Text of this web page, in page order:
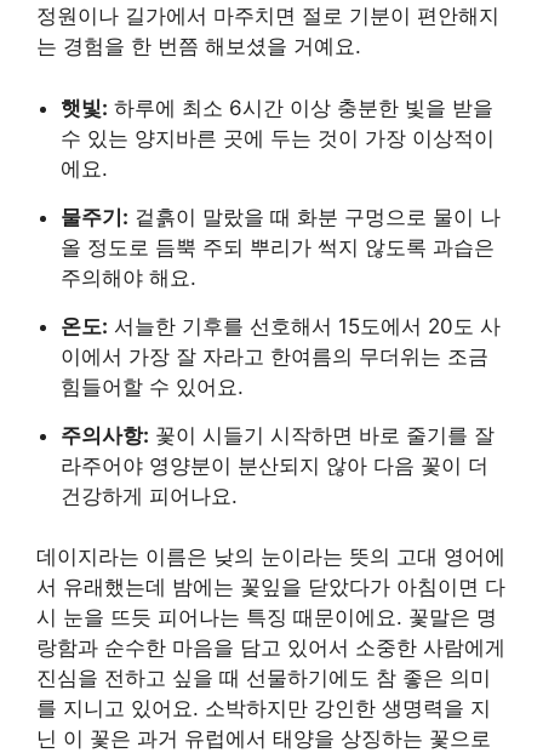
정원이나 길가에서 마주치면 절로 기분이 편안해지
는 경험을 한 번쯤 해보셨을 거예요.
햇빛: 하루에 최소 6시간 이상 충분한 빛을 받을
수 있는 양지바른 곳에 두는 것이 가장 이상적이
에요.
물주기: 겉흙이 말랐을 때 화분 구멍으로 물이 나
올 정도로 듬뿍 주되 뿌리가 썩지 않도록 과습은
주의해야 해요.
온도: 서늘한 기후를 선호해서 15도에서 20도 사
이에서 가장 잘 자라고 한여름의 무더위는 조금
힘들어할 수 있어요.
주의사항: 꽃이 시들기 시작하면 바로 줄기를 잘
라주어야 영양분이 분산되지 않아 다음 꽃이 더
건강하게 피어나요.
데이지라는 이름은 낮의 눈이라는 뜻의 고대 영어에
서 유래했는데 밤에는 꽃잎을 닫았다가 아침이면 다
시 눈을 뜨듯 피어나는 특징 때문이에요. 꽃말은 명
랑함과 순수한 마음을 담고 있어서 소중한 사람에게
진심을 전하고 싶을 때 선물하기에도 참 좋은 의미
를 지니고 있어요. 소박하지만 강인한 생명력을 지
닌 이 꽃은 과거 유럽에서 태양을 상징하는 꽃으로